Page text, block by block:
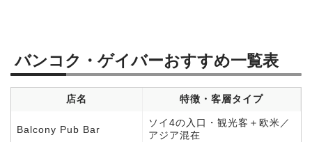
バンコク・ゲイバーおすすめ一覧表
店名 特徴・客層タイプ
Balcony Pub Bar
ソイ4の入口・観光客＋欧米／
アジア混在